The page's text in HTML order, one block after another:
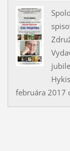
februára 2017